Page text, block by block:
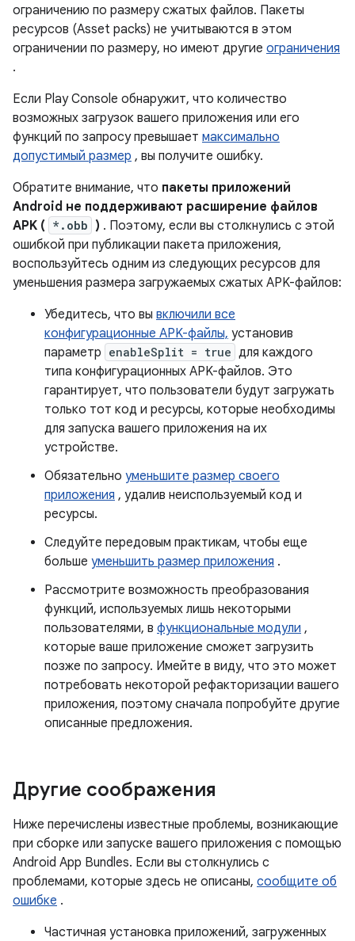
ограничению по размеру сжатых файлов. Пакеты
ресурсов (Asset packs) не учитываются в этом
ограничении по размеру, но имеют другие ограничения
.
Если Play Console обнаружит, что количество
возможных загрузок вашего приложения или его
функций по запросу превышает максимально
допустимый размер , вы получите ошибку.
Обратите внимание, что пакеты приложений
Android не поддерживают расширение файлов
APK ( *.obb ) . Поэтому, если вы столкнулись с этой
ошибкой при публикации пакета приложения,
воспользуйтесь одним из следующих ресурсов для
уменьшения размера загружаемых сжатых APK-файлов:
Убедитесь, что вы включили все
конфигурационные APK-файлы, установив
параметр enableSplit = true для каждого
типа конфигурационных APK-файлов. Это
гарантирует, что пользователи будут загружать
только тот код и ресурсы, которые необходимы
для запуска вашего приложения на их
устройстве.
Обязательно уменьшите размер своего
приложения , удалив неиспользуемый код и
ресурсы.
Следуйте передовым практикам, чтобы еще
больше уменьшить размер приложения .
Рассмотрите возможность преобразования
функций, используемых лишь некоторыми
пользователями, в функциональные модули ,
которые ваше приложение сможет загрузить
позже по запросу. Имейте в виду, что это может
потребовать некоторой рефакторизации вашего
приложения, поэтому сначала попробуйте другие
описанные предложения.
Другие соображения
Ниже перечислены известные проблемы, возникающие
при сборке или запуске вашего приложения с помощью
Android App Bundles. Если вы столкнулись с
проблемами, которые здесь не описаны, сообщите об
ошибке .
Частичная установка приложений, загруженных